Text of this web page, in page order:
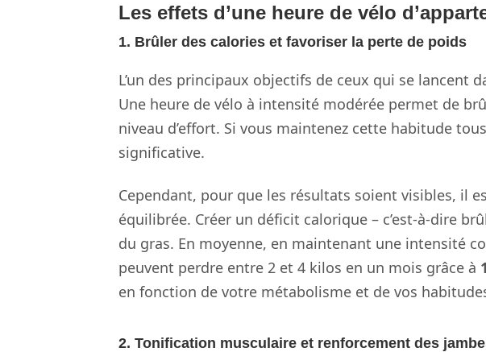
Les effets d’une heure de vélo
1. Brûler des calories et favoriser la perte de poids
L’un des principaux objectifs de ceux qui se lancent
Une heure de vélo à intensité modérée permet de
niveau d’effort. Si vous maintenez cette habitude
significative.
Cependant, pour que les résultats soient visibles, il
équilibrée. Créer un déficit calorique – c’est-à-dire
du gras. En moyenne, en maintenant une intensité
peuvent perdre entre 2 et 4 kilos en un mois grâce à
en fonction de votre métabolisme et de vos
2. Tonification musculaire et renforcement des